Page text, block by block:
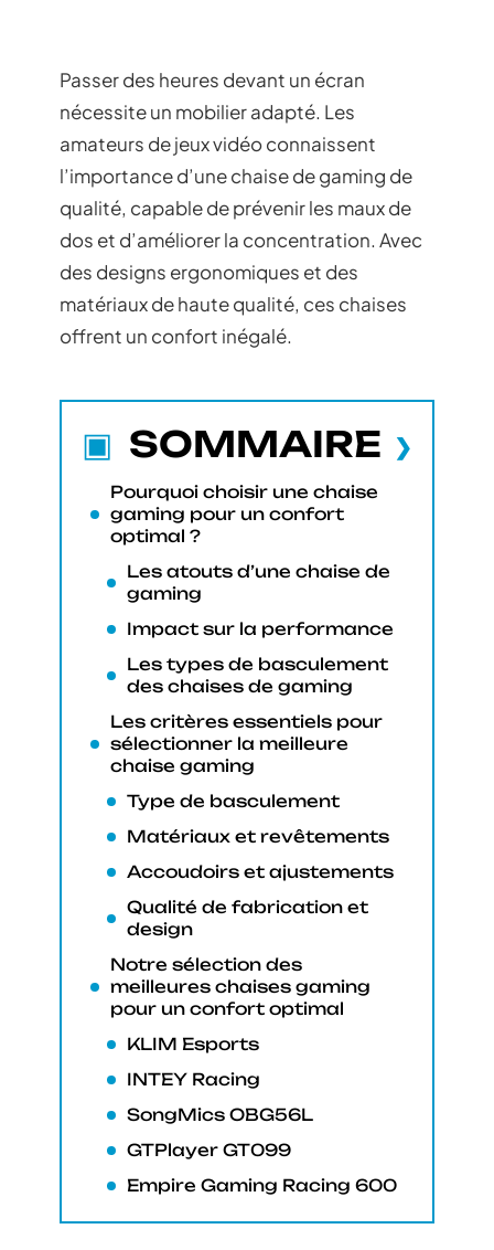
Passer des heures devant un écran
nécessite un mobilier adapté. Les
amateurs de jeux vidéo connaissent
l’importance d’une chaise de gaming de
qualité, capable de prévenir les maux de
dos et d’améliorer la concentration. Avec
des designs ergonomiques et des
matériaux de haute qualité, ces chaises
offrent un confort inégalé.
SOMMAIRE
Pourquoi choisir une chaise
gaming pour un confort
optimal ?
Les atouts d’une chaise de
gaming
Impact sur la performance
Les types de basculement
des chaises de gaming
Les critères essentiels pour
sélectionner la meilleure
chaise gaming
Type de basculement
Matériaux et revêtements
Accoudoirs et ajustements
Qualité de fabrication et
design
Notre sélection des
meilleures chaises gaming
pour un confort optimal
KLIM Esports
INTEY Racing
SongMics OBG56L
GTPlayer GT099
Empire Gaming Racing 600